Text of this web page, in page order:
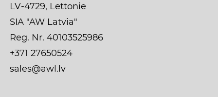
LV-4729, Lettonie
SIA "AW Latvia"
Reg. Nr. 40103525986
+371 27650524
sales@awl.lv